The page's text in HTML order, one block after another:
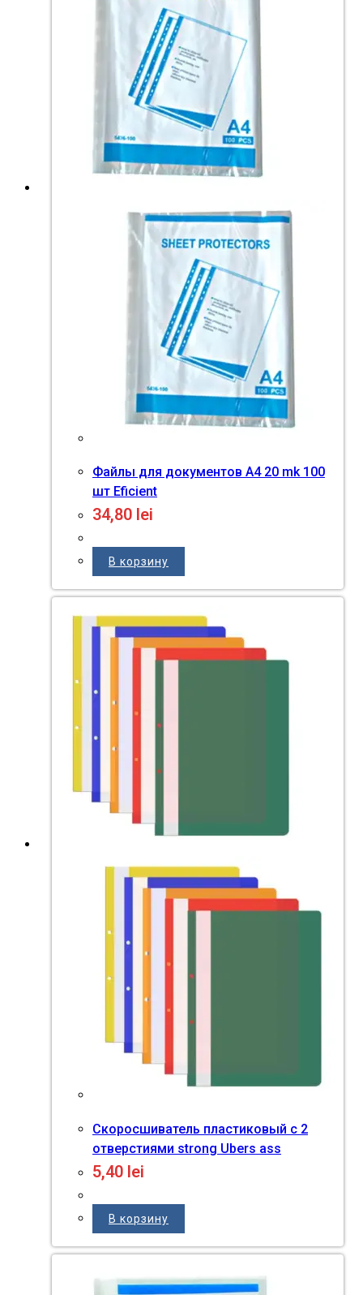
Файлы для документов A4 20 mk 100
шт Eficient
34,80 lei
В корзину
Скоросшиватель пластиковый с 2
отверстиями strong Ubers ass
5,40 lei
В корзину